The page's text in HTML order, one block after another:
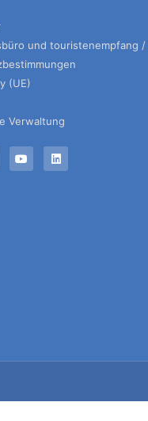
und touristenempfang /
(UE)
Verwaltung